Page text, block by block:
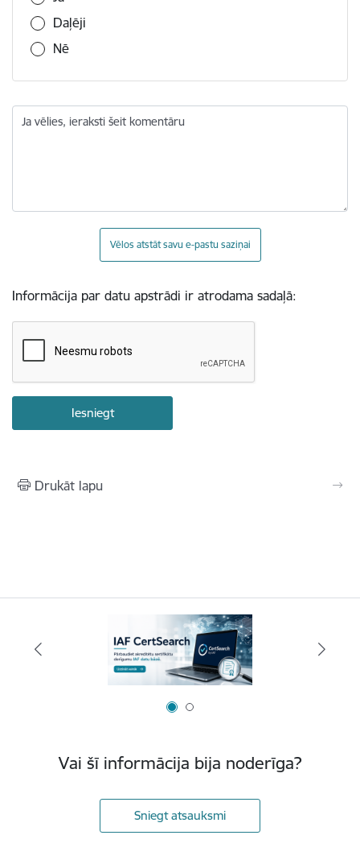
Daļēji
Nē
Ja vēlies, ieraksti šeit komentāru
Vēlos atstāt savu e-pastu saziņai
Informācija par datu apstrādi ir atrodama sadaļā:
Drukāt lapu
Vai šī informācija bija noderīga?
Sniegt atsauksmi